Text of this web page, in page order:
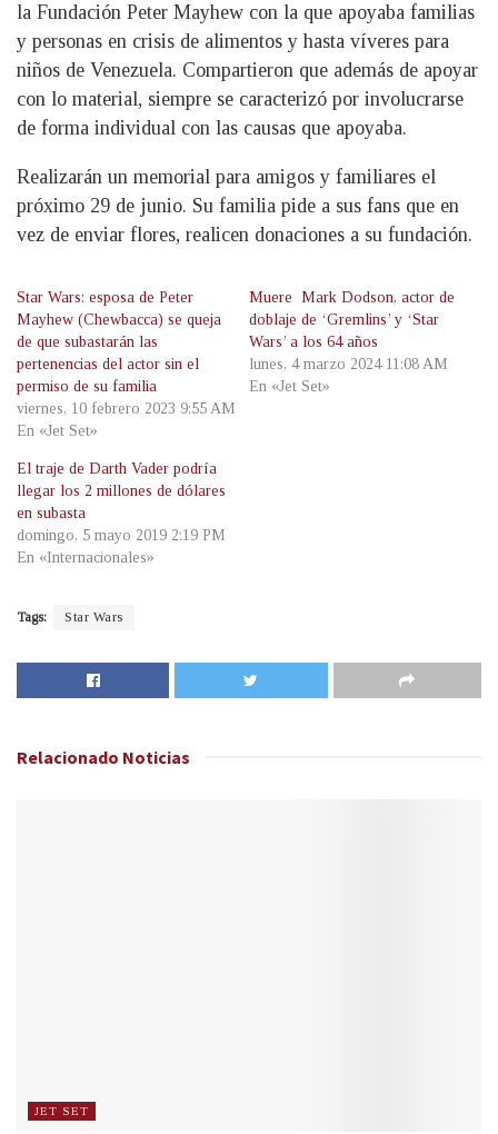
la Fundación Peter Mayhew con la que apoyaba familias
y personas en crisis de alimentos y hasta víveres para
niños de Venezuela. Compartieron que además de apoyar
con lo material, siempre se caracterizó por involucrarse
de forma individual con las causas que apoyaba.
Realizarán un memorial para amigos y familiares el
próximo 29 de junio. Su familia pide a sus fans que en
vez de enviar flores, realicen donaciones a su fundación.
Star Wars: esposa de Peter
Mayhew (Chewbacca) se queja
de que subastarán las
pertenencias del actor sin el
permiso de su familia
viernes, 10 febrero 2023 9:55 AM
En «Jet Set»
Muere Mark Dodson, actor de
doblaje de ‘Gremlins’ y ‘Star
Wars’ a los 64 años
lunes, 4 marzo 2024 11:08 AM
En «Jet Set»
El traje de Darth Vader podría
llegar los 2 millones de dólares
en subasta
domingo, 5 mayo 2019 2:19 PM
En «Internacionales»
Tags: Star Wars
Relacionado Noticias
JET SET